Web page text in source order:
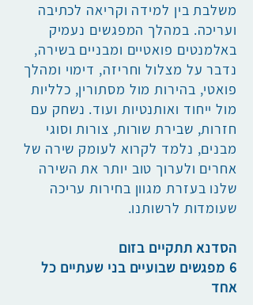
משלבת בין למידה וקריאה לכתיבה
ועריכה. במהלך המפגשים נעמיק
באלמנטים פואטיים ומבניים בשירה,
נדבר על מצלול וחריזה, דימוי ומהלך
פואטי, בהירות מול מסתורין, כלליות
מול ייחוד ואותנטיות ועוד. נשחק עם
חזרות, שבירת שורות, צורות וסוגי
מבנים, נלמד לקרוא לעומק שירה של
אחרים ולערוך טוב יותר את השירה
שלנו בעזרת מגוון בחירות עריכה
שעומדות לרשותנו.
הסדנא תתקיים בזום
6 מפגשים שבועיים בני שעתיים כל
אחד